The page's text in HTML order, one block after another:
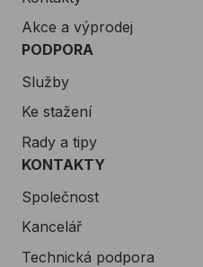
Akce a výprodej
PODPORA
Služby
Ke stažení
Rady a tipy
KONTAKTY
Společnost
Kancelář
Technická podpora